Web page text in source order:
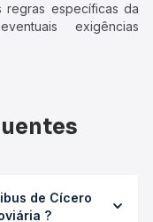
regras específicas da
exigências
de Cícero
?